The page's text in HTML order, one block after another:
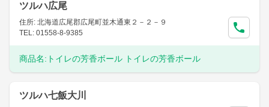
ツルハ広尾
住所: 北海道広尾郡広尾町並木通東２－２－９
TEL: 01558-8-9385
商品名: トイレの芳香ボール トイレの芳香ボール
ツルハ七飯大川